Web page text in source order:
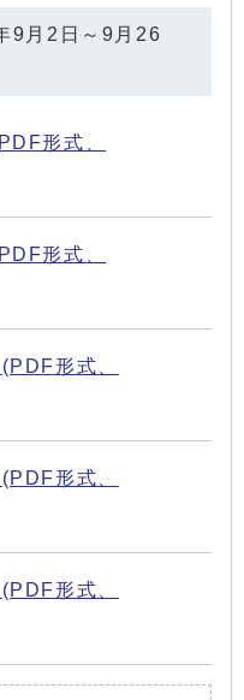
9月2日～9月26
形式、
形式、
形式、
形式、
形式、